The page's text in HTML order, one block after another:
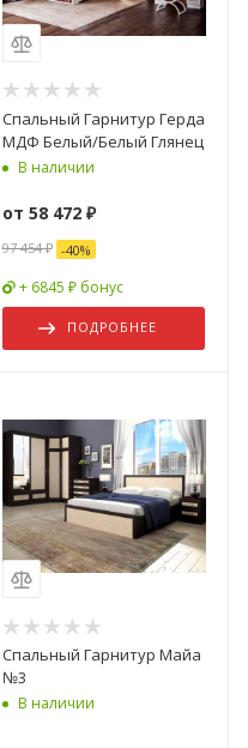
Спальный Гарнитур Герда
МДФ Белый/Белый Глянец
В наличии
от 58 472 ₽
97 454 ₽ -40%
+ 6845 ₽ бонус
ПОДРОБНЕЕ
Спальный Гарнитур Майа
№3
В наличии